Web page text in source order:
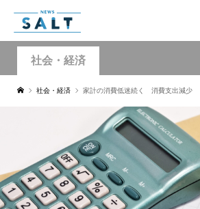
社会・経済
社会・経済 家計の消費低迷続く 消費支出減少